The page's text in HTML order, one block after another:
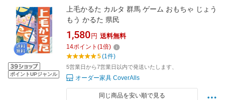
ポイントUPジャンル
上毛かるた カルタ 群馬 ゲーム おもちゃ じょう
もう かるた 県民
1,580 円 送料無料
14ポイント (1倍)
5(1件)
5営業日から7営業日以内で発送いたします、
オーダー家具 CoverAlls
同じ商品を安い順で見る